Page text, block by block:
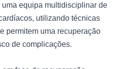
equipa multidisciplinar de
utilizando técnicas
permitem uma recuperação
de complicações.